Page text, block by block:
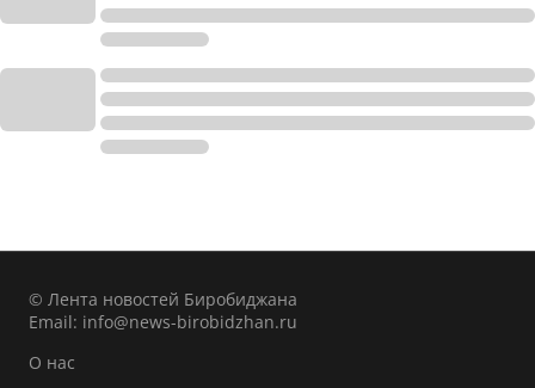
© Лента новостей Биробиджана
Email: info@news-birobidzhan.ru
О нас